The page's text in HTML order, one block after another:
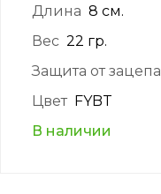
Длина 8 см.
Вес 22 гр.
Защита от зацепа
Цвет FYBT
В наличии